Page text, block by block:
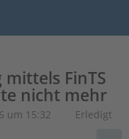
FinTS
nicht mehr
um 15:32 Erledigt